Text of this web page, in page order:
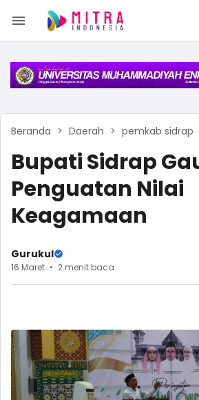
Beranda Daerah pemkab sidrap
Bupati Sidrap
Penguatan Nilai
Keagamaan
Gurukul
16 Maret 2 menit baca